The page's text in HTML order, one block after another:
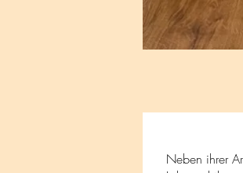
Neben ihrer